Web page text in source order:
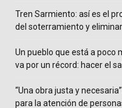
Tren Sarmiento: así es el
del soterramiento y
Un pueblo que está a poco
va por un récord: hacer el
“Una obra justa y
para la atención de